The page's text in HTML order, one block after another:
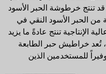
تنتج خرطوشة الحبر الأسود
200 صفحة من الحبر الأسود النقي في
الإنتاجية تنتج عادةً ما يزيد
تُعد خراطيش حبر الطابعة
للمستخدمين الذين